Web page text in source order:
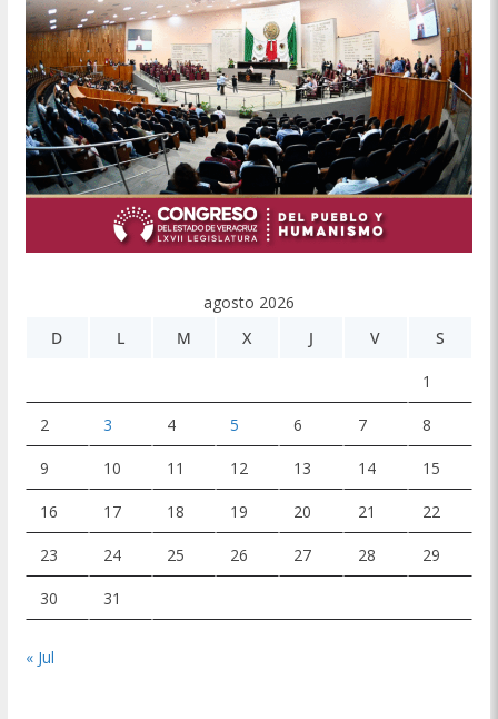
agosto 2026
D
L M X J V S
1
2 3 4 5 6 7 8
9 10 11 12 13 14 15
16 17 18 19 20 21 22
23 24 25 26 27 28 29
30 31
« Jul